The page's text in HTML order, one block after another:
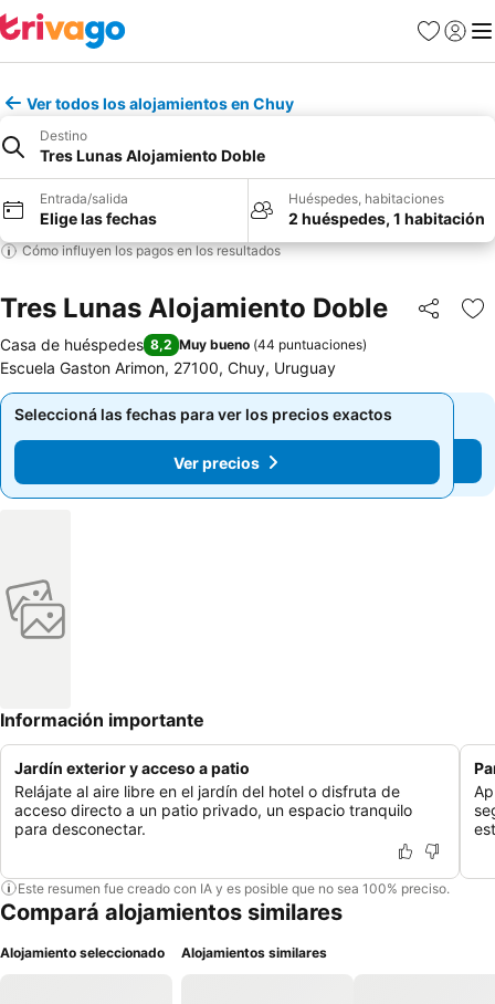
Favoritos
Iniciar
Ver todos los alojamientos en Chuy
Destino
Tres Lunas Alojamiento Doble
Entrada/salida
Elige las fechas
Huéspedes, habitaciones
2 huéspedes, 1 habitación
Cómo influyen los pagos en los resultados
Tres Lunas Alojamiento Doble Compartir
Casa de huéspedes 8,2 Muy bueno (44 puntuaciones)
Escuela Gaston Arimon, 27100, Chuy, Uruguay
Seleccioná las fechas para ver los precios exactos
Ver precios
Seleccioná las fechas para ver los precios exactos
Ver precios
Información importante
Jardín exterior y acceso a patio
Relájate al aire libre en el jardín del hotel o disfruta de
acceso directo a un patio privado, un espacio tranquilo
para desconectar.
Este resumen fue creado con IA y es posible que no sea 100% preciso.
Compará alojamientos similares
Alojamiento seleccionado Alojamientos similares